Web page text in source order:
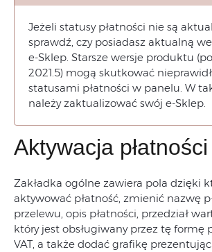
Jeżeli statusy płatności nie są
sprawdź, czy posiadasz aktualną
e-Sklep. Starsze wersje produktu
2021.5) mogą skutkować
statusami płatności w panelu. W
należy zaktualizować swój e-Sklep.
Aktywacja płatności
Zakładka ogólne zawiera pola dzięki
aktywować płatność, zmienić nazwę
przelewu, opis płatności, przedział
który jest obsługiwany przez tę formę
VAT, a także dodać grafikę